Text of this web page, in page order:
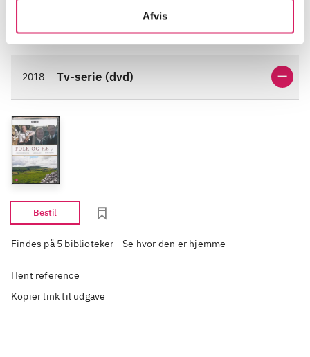
Afvis
Informationer og udgaver
2018 Tv-serie (dvd)
Bestil
Findes på 5 biblioteker -Se hvor den er hjemme
Hent reference
Kopier link til udgave